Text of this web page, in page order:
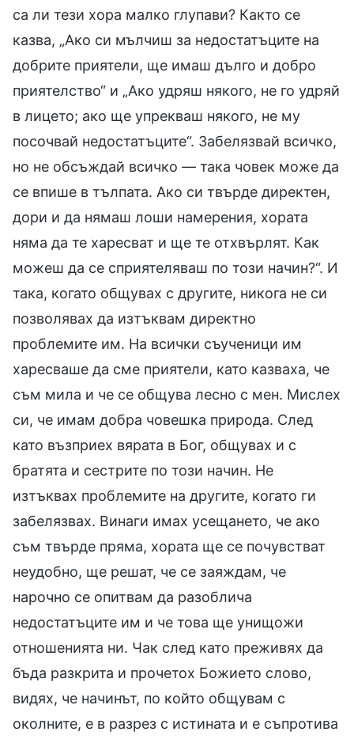
са ли тези хора малко глупави? Както се
казва, „Ако си мълчиш за недостатъците на
добрите приятели, ще имаш дълго и добро
приятелство“ и „Ако удряш някого, не го удряй
в лицето; ако ще упрекваш някого, не му
посочвай недостатъците“. Забелязвай всичко,
но не обсъждай всичко — така човек може да
се впише в тълпата. Ако си твърде директен,
дори и да нямаш лоши намерения, хората
няма да те харесват и ще те отхвърлят. Как
можеш да се сприятеляваш по този начин?“. И
така, когато общувах с другите, никога не си
позволявах да изтъквам директно
проблемите им. На всички съученици им
харесваше да сме приятели, като казваха, че
съм мила и че се общува лесно с мен. Мислех
си, че имам добра човешка природа. След
като възприех вярата в Бог, общувах и с
братята и сестрите по този начин. Не
изтъквах проблемите на другите, когато ги
забелязвах. Винаги имах усещането, че ако
съм твърде пряма, хората ще се почувстват
неудобно, ще решат, че се заяждам, че
нарочно се опитвам да разоблича
недостатъците им и че това ще унищожи
отношенията ни. Чак след като преживях да
бъда разкрита и прочетох Божието слово,
видях, че начинът, по който общувам с
околните, е в разрез с истината и е съпротива